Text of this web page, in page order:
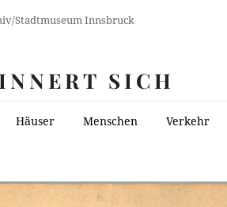
Stadtmuseum Innsbruck
SICH
Häuser Menschen Verkehr